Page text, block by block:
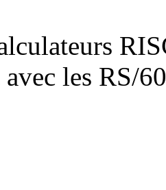
les RS/